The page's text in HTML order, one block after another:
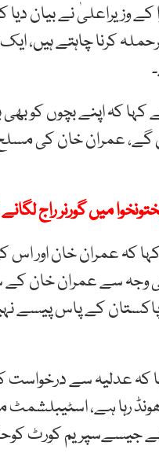
کے وزیراعلیٰ نے بیان
کرنا چاہتے ہیں،
اپنے بچوں کو بھی
گے، عمران خان کی
میں گورنر راج
کہا کہ عمران خان
وجہ سے عمران خان کے
کے پاس پیسے
کہ عدلیہ سے
رہا ہے، اسٹیبلشمٹ
جیسےسپریم کورٹ